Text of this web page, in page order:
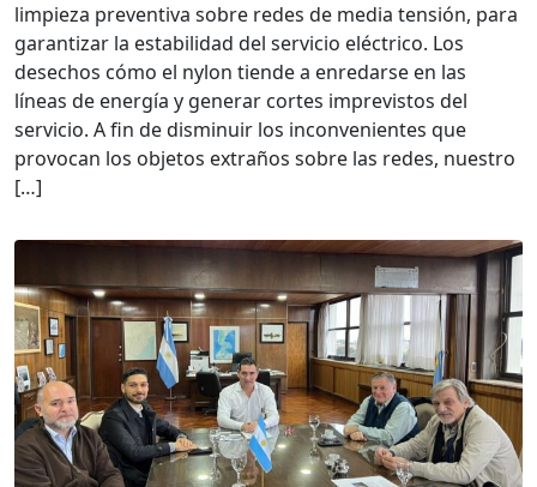
limpieza preventiva sobre redes de media tensión, para
garantizar la estabilidad del servicio eléctrico. Los
desechos cómo el nylon tiende a enredarse en las
líneas de energía y generar cortes imprevistos del
servicio. A fin de disminuir los inconvenientes que
provocan los objetos extraños sobre las redes, nuestro
[…]